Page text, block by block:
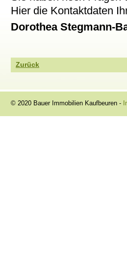
Hier die Kontaktdaten
Dorothea Stegmann-
Zurück
© 2020 Bauer Immobilien Kaufbeuren -